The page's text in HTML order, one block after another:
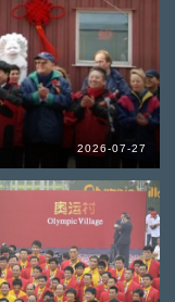
2026-07-27